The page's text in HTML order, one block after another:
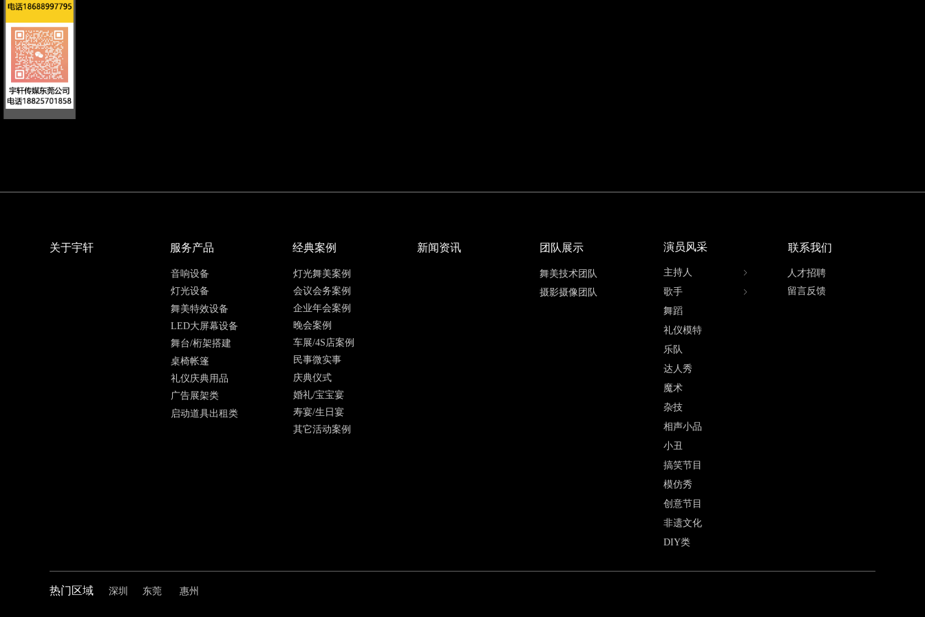
关于宇轩 服务产品
音响设备
灯光设备
舞美特效设备
LED大屏幕设备
舞台/桁架搭建
桌椅帐篷
礼仪庆典用品
广告展架类
启动道具出租类
灯光舞美案例
会议会务案例
企业年会案例
晚会案例
车展/4S店案例
民事微实事
庆典仪式
婚礼/宝宝宴
寿宴/生日宴
其它活动案例
经典案例 新闻资讯
舞美技术团队
摄影摄像团队
团队展示 演员风采
人才招聘
留言反馈
联系我们
热门区域 深圳 东莞 惠州
ꁇ
主持人
ꁇ
歌手
舞蹈
礼仪模特
乐队
达人秀
魔术
杂技
相声小品
小丑
搞笑节目
模仿秀
创意节目
非遗文化
DIY类